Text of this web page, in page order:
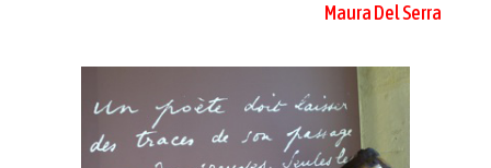
Maura Del Serra